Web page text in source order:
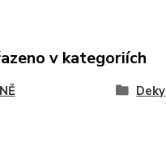
v kategoriích
Deky